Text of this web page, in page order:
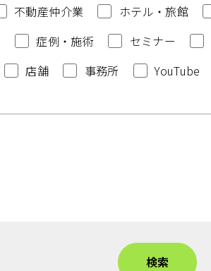
不動産仲介業 ホテル・旅館
症例・施術 セミナー
店舗 事務所 YouTube